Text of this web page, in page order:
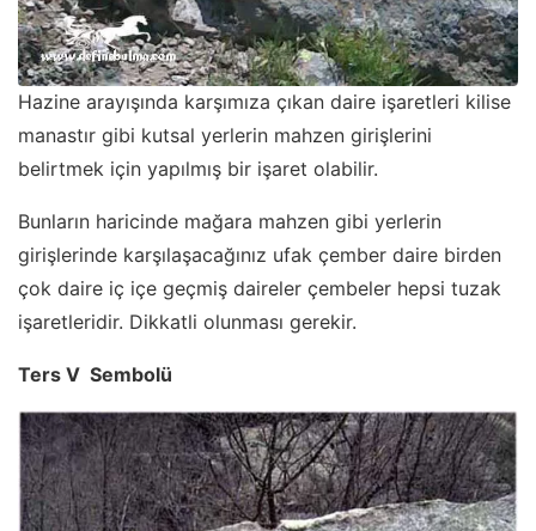
Hazine arayışında karşımıza çıkan daire işaretleri kilise
manastır gibi kutsal yerlerin mahzen girişlerini
belirtmek için yapılmış bir işaret olabilir.
Bunların haricinde mağara mahzen gibi yerlerin
girişlerinde karşılaşacağınız ufak çember daire birden
çok daire iç içe geçmiş daireler çembeler hepsi tuzak
işaretleridir. Dikkatli olunması gerekir.
Ters V Sembolü